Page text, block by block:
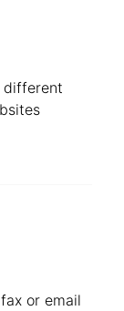
different
or email